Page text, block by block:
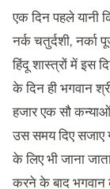
एक दिन पहले यानी
नर्क चतुर्दशी, नर्का
हिंदू शास्‍त्रों में इस
के दि‍न ही भगवान
हजार एक सौ
उस समय द‍िए सजाए
के ल‍िए भी जाना
करने के बाद भगवान